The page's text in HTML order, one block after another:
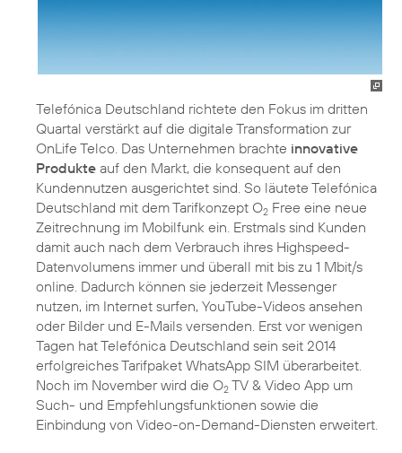
Telefónica Deutschland richtete den Fokus im dritten
Quartal verstärkt auf die digitale Transformation zur
OnLife Telco. Das Unternehmen brachte innovative
Produkte auf den Markt, die konsequent auf den
Kundennutzen ausgerichtet sind. So läutete Telefónica
Deutschland mit dem Tarifkonzept O2 Free eine neue
Zeitrechnung im Mobilfunk ein. Erstmals sind Kunden
damit auch nach dem Verbrauch ihres Highspeed-
Datenvolumens immer und überall mit bis zu 1 Mbit/s
online. Dadurch können sie jederzeit Messenger
nutzen, im Internet surfen, YouTube-Videos ansehen
oder Bilder und E-Mails versenden. Erst vor wenigen
Tagen hat Telefónica Deutschland sein seit 2014
erfolgreiches Tarifpaket WhatsApp SIM überarbeitet.
Noch im November wird die O2 TV & Video App um
Such- und Empfehlungsfunktionen sowie die
Einbindung von Video-on-Demand-Diensten erweitert.